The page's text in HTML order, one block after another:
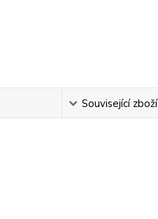
Související zboží